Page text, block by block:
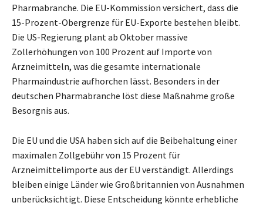
Pharmabranche. Die EU-Kommission versichert, dass die
15-Prozent-Obergrenze für EU-Exporte bestehen bleibt.
Die US-Regierung plant ab Oktober massive
Zollerhöhungen von 100 Prozent auf Importe von
Arzneimitteln, was die gesamte internationale
Pharmaindustrie aufhorchen lässt. Besonders in der
deutschen Pharmabranche löst diese Maßnahme große
Besorgnis aus.
Die EU und die USA haben sich auf die Beibehaltung einer
maximalen Zollgebühr von 15 Prozent für
Arzneimittelimporte aus der EU verständigt. Allerdings
bleiben einige Länder wie Großbritannien von Ausnahmen
unberücksichtigt. Diese Entscheidung könnte erhebliche